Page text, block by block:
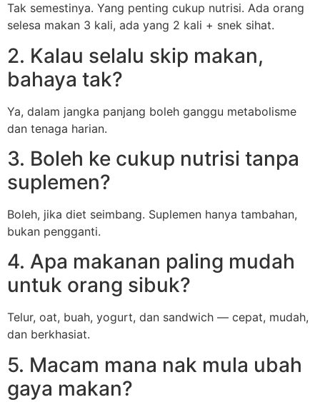
Tak semestinya. Yang penting cukup nutrisi. Ada orang
selesa makan 3 kali, ada yang 2 kali + snek sihat.
2. Kalau selalu skip makan,
bahaya tak?
Ya, dalam jangka panjang boleh ganggu metabolisme
dan tenaga harian.
3. Boleh ke cukup nutrisi tanpa
suplemen?
Boleh, jika diet seimbang. Suplemen hanya tambahan,
bukan pengganti.
4. Apa makanan paling mudah
untuk orang sibuk?
Telur, oat, buah, yogurt, dan sandwich — cepat, mudah,
dan berkhasiat.
5. Macam mana nak mula ubah
gaya makan?